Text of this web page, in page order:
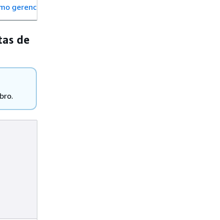
gerenciar o agente de segurança manualmente para o
de